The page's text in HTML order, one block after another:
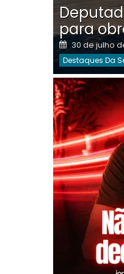
para
Posted
on
30 de julho
Destaques Da